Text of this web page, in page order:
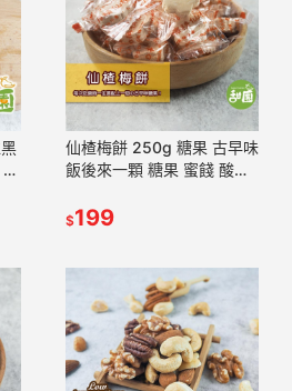
仙楂梅餅 250g 糖果 古早味
飯後來一顆 糖果 蜜餞 酸甘
【甜園小舖】
$199